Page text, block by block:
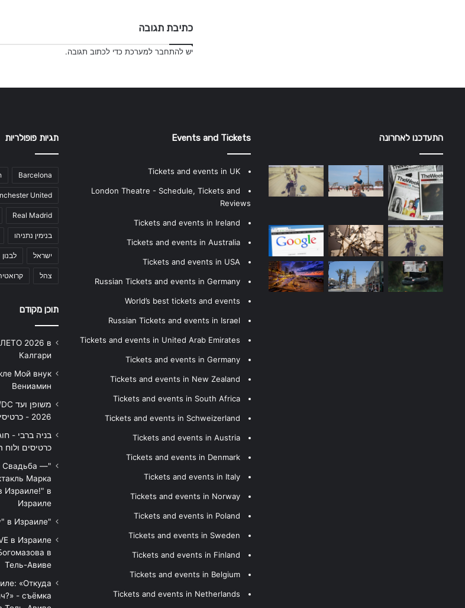
כתיבת תגובה
ישלהתחבר למערכת כדי לכתוב תגובה.
התעדכנו לאחרונה Events and Tickets
Tickets and events in UK
London Theatre - Schedule, Tickets and
Reviews
Tickets and events in Ireland
Tickets and events in Australia
Tickets and events in USA
Russian Tickets and events in Germany
World’s best tickets and events
Russian Tickets and events in Israel
Tickets and events in United Arab Emirates
Tickets and events in Germany
Tickets and events in New Zealand
Tickets and events in South Africa
Tickets and events in Schweizerland
Tickets and events in Austria
Tickets and events in Denmark
Tickets and events in Italy
Tickets and events in Norway
Tickets and events in Poland
Tickets and events in Sweden
Tickets and events in Finland
Tickets and events in Belgium
Tickets and events in Netherlands
תגיות פופולריות
Barcelona
United
Real Madrid
בנימין נתניהו
ישראל לבנון
צהל
תוכן מקודם
ЛЕТО 2026 в
Калгари
Мой внук
Вениамин
2026 - כרטיסים ולוח הופעות
כרטיסים ולוח
Свадьба —
Марка
Израиле!" в
Израиле
"Песняры — Pesniary" в Израиле
в Израиле
в
Тель-Авиве
«Откуда
- съёмка